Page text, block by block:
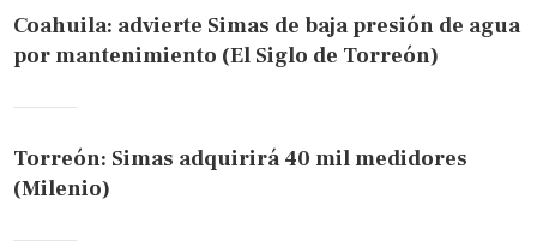
Coahuila: advierte Simas de baja presión de agua
por mantenimiento (El Siglo de Torreón)
Torreón: Simas adquirirá 40 mil medidores
(Milenio)